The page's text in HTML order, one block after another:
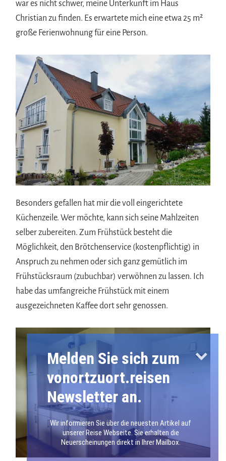
war es nicht schwer, meine Unterkunft im Haus
Christian zu finden. Es erwartete mich eine etwa 25 m²
große Ferienwohnung für eine Person.
Besonders gefallen hat mir die voll eingerichtete
Küchenzeile. Wer möchte, kann sich seine Mahlzeiten
selber zubereiten. Zum Frühstück besteht die
Möglichkeit, den Brötchenservice (kostenpflichtig) in
Anspruch zu nehmen oder sich ganz gemütlich im
Frühstücksraum (zubuchbar) verwöhnen zu lassen. Ich
habe das umfangreiche Frühstück mit einem
ausgezeichneten Kaffee dort sehr genossen.
Melden Sie sich zum
vonortzuort.reisen
Newsletter an.
Wir informieren Sie über die neuesten Artikel auf
unserer Reise Webseite. Sie erhalten die
Neuerscheinungen direkt in Ihrer Mailbox.